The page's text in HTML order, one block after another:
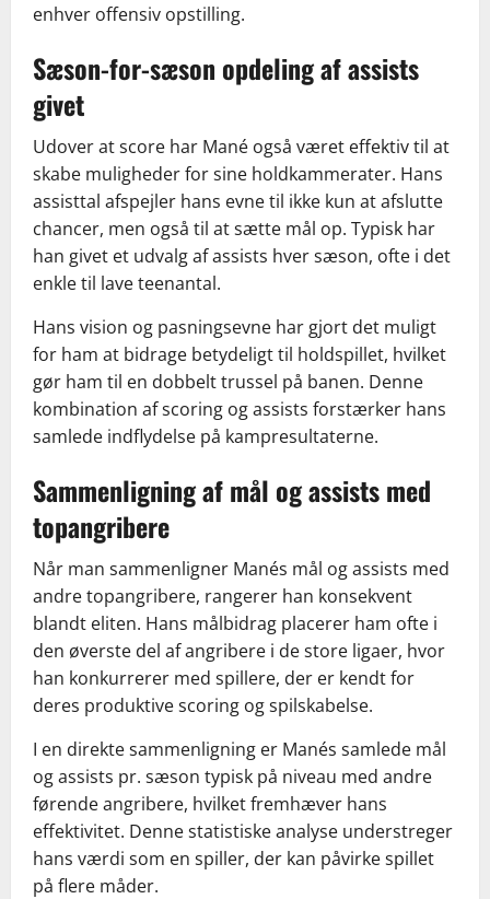
enhver offensiv opstilling.
Sæson-for-sæson opdeling af assists
givet
Udover at score har Mané også været effektiv til at
skabe muligheder for sine holdkammerater. Hans
assisttal afspejler hans evne til ikke kun at afslutte
chancer, men også til at sætte mål op. Typisk har
han givet et udvalg af assists hver sæson, ofte i det
enkle til lave teenantal.
Hans vision og pasningsevne har gjort det muligt
for ham at bidrage betydeligt til holdspillet, hvilket
gør ham til en dobbelt trussel på banen. Denne
kombination af scoring og assists forstærker hans
samlede indflydelse på kampresultaterne.
Sammenligning af mål og assists med
topangribere
Når man sammenligner Manés mål og assists med
andre topangribere, rangerer han konsekvent
blandt eliten. Hans målbidrag placerer ham ofte i
den øverste del af angribere i de store ligaer, hvor
han konkurrerer med spillere, der er kendt for
deres produktive scoring og spilskabelse.
I en direkte sammenligning er Manés samlede mål
og assists pr. sæson typisk på niveau med andre
førende angribere, hvilket fremhæver hans
effektivitet. Denne statistiske analyse understreger
hans værdi som en spiller, der kan påvirke spillet
på flere måder.